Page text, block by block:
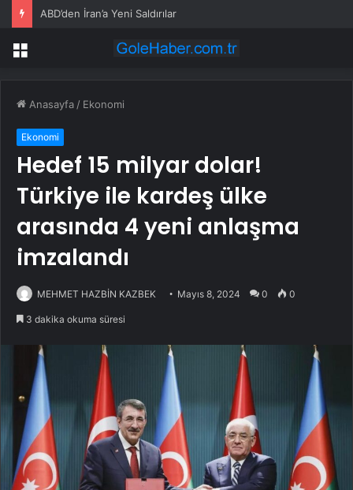
ABD’den İran’a Yeni Saldırılar
Menü
Anasayfa / Ekonomi
Ekonomi
Hedef 15 milyar dolar!
Türkiye ile kardeş ülke
arasında 4 yeni anlaşma
imzalandı
MEHMET HAZBİN KAZBEK Mayıs 8, 2024 0 0
3 dakika okuma süresi